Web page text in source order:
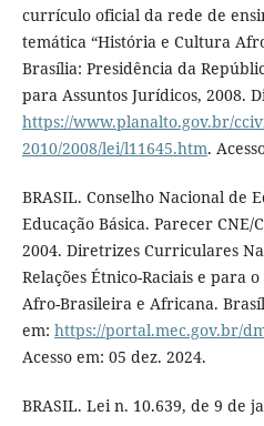
currículo oficial da rede de
temática “História e Cultura
Brasília: Presidência da
para Assuntos Jurídicos, 2008.
https://www.planalto.gov.br/
2010/2008/lei/l11645.htm.
BRASIL. Conselho Nacional de
Educação Básica. Parecer CNE/
2004. Diretrizes Curriculares
Relações Étnico-Raciais e para
Afro-Brasileira e Africana.
em: https://portal.mec.gov.br/
Acesso em: 05 dez. 2024.
BRASIL. Lei n. 10.639, de 9 de